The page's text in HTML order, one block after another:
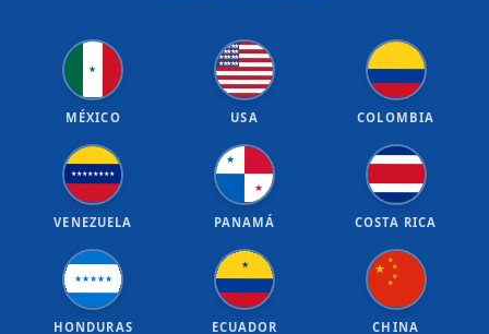
★
MÉXICO
★★★★
★★★★★
★★★★★
★★★★★
USA COLOMBIA
★★★★★★★★
VENEZUELA
★
★
PANAMÁ COSTA RICA
★★★★★
HONDURAS
★
ECUADOR
★
★
★
★
★
CHINA